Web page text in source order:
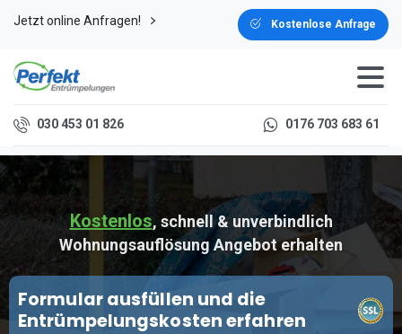
Jetzt online Anfragen! Kostenlose Anfrage
030 453 01 826 0176 703 683 61
Kostenlos, schnell & unverbindlich
Wohnungsauflösung Angebot erhalten
Formular ausfüllen und die
Entrümpelungskosten erfahren